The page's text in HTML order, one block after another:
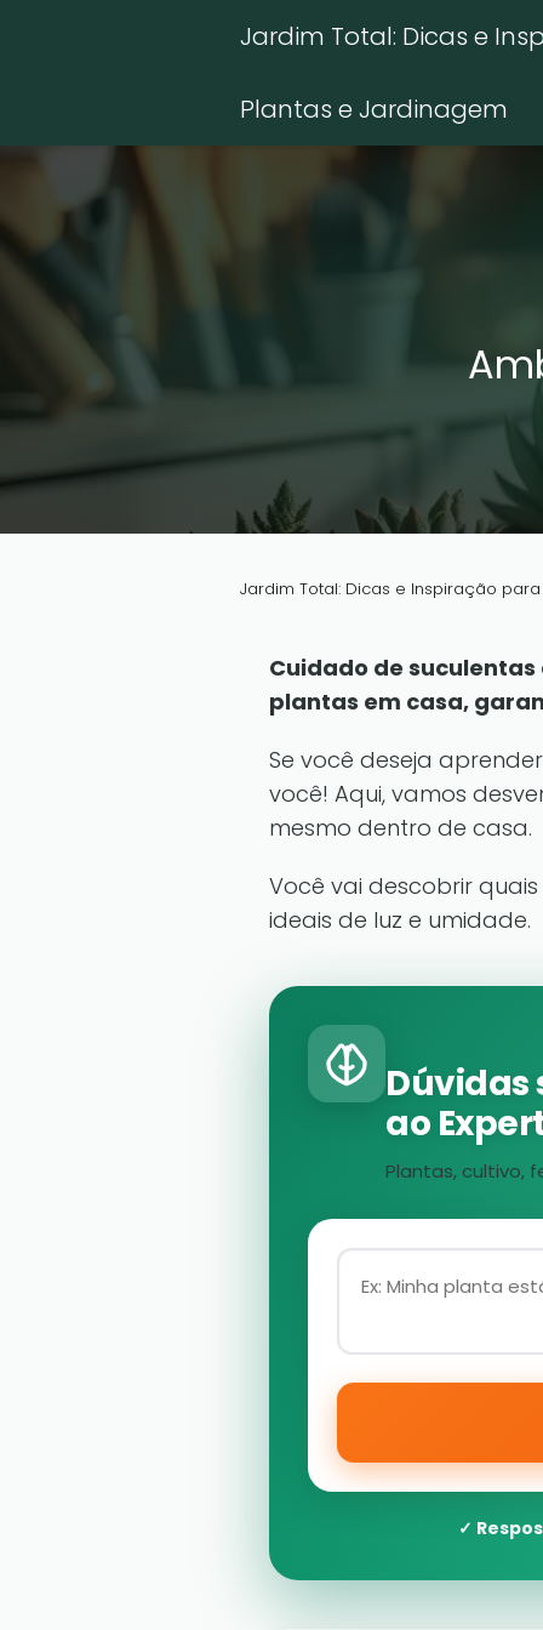
Jardim Total: Dicas e
Plantas e Jardinagem
Jardim Total: Dicas e Inspiração
Cuidado de
plantas em casa,
Se você deseja
você! Aqui, vamos
mesmo dentro de casa.
Você vai descobrir
ideais de luz e umidade.
Dúvidas
ao
Plantas, cultivo,
✓